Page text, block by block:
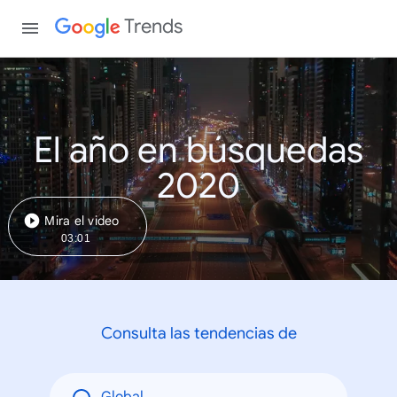
Trends
El año en búsquedas
2020
Mira el video
03:01
Consulta las tendencias de